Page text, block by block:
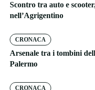
Scontro tra auto e
nell’Agrigentino
CRONACA
Arsenale tra i tombini
Palermo
CRONACA